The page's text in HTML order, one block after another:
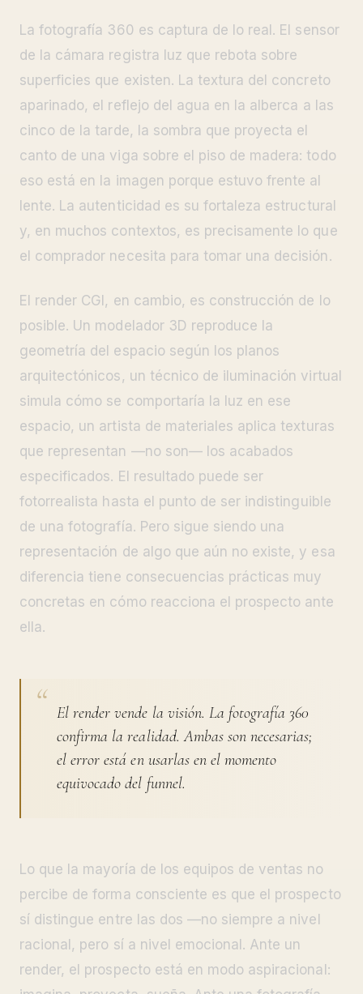
La fotografía 360 es captura de lo real. El sensor
de la cámara registra luz que rebota sobre
superficies que existen. La textura del concreto
aparinado, el reflejo del agua en la alberca a las
cinco de la tarde, la sombra que proyecta el
canto de una viga sobre el piso de madera: todo
eso está en la imagen porque estuvo frente al
lente. La autenticidad es su fortaleza estructural
y, en muchos contextos, es precisamente lo que
el comprador necesita para tomar una decisión.
El render CGI, en cambio, es construcción de lo
posible. Un modelador 3D reproduce la
geometría del espacio según los planos
arquitectónicos, un técnico de iluminación virtual
simula cómo se comportaría la luz en ese
espacio, un artista de materiales aplica texturas
que representan —no son— los acabados
especificados. El resultado puede ser
fotorrealista hasta el punto de ser indistinguible
de una fotografía. Pero sigue siendo una
representación de algo que aún no existe, y esa
diferencia tiene consecuencias prácticas muy
concretas en cómo reacciona el prospecto ante
ella.
El render vende la visión. La fotografía 360
confirma la realidad. Ambas son necesarias;
el error está en usarlas en el momento
equivocado del funnel.
Lo que la mayoría de los equipos de ventas no
percibe de forma consciente es que el prospecto
sí distingue entre las dos —no siempre a nivel
racional, pero sí a nivel emocional. Ante un
render, el prospecto está en modo aspiracional: